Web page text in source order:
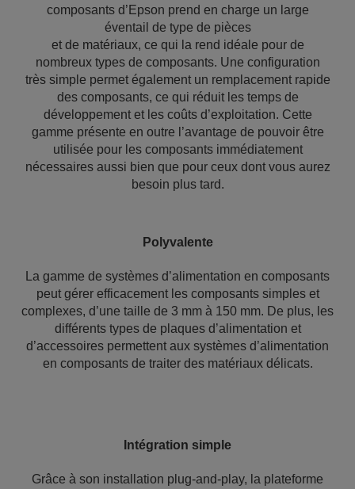
composants d’Epson prend en charge un large
éventail de type de pièces
et de matériaux, ce qui la rend idéale pour de
nombreux types de composants. Une configuration
très simple permet également un remplacement rapide
des composants, ce qui réduit les temps de
développement et les coûts d’exploitation. Cette
gamme présente en outre l’avantage de pouvoir être
utilisée pour les composants immédiatement
nécessaires aussi bien que pour ceux dont vous aurez
besoin plus tard.
Polyvalente
La gamme de systèmes d’alimentation en composants
peut gérer efficacement les composants simples et
complexes, d’une taille de 3 mm à 150 mm. De plus, les
différents types de plaques d’alimentation et
d’accessoires permettent aux systèmes d’alimentation
en composants de traiter des matériaux délicats.
Intégration simple
Grâce à son installation plug-and-play, la plateforme